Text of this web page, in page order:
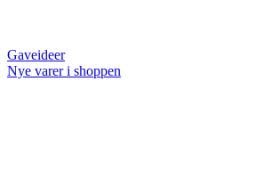
Gaveideer
Nye varer i shoppen